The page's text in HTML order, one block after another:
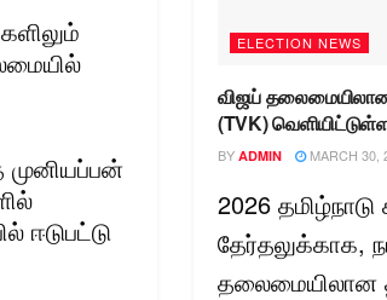
ஈடுபட்டு
ELECTION NEWS
விஜய்
(TVK)
BY ADMIN MARCH 30,
2026
தேர்தலுக்காக,
தலைமையிலான